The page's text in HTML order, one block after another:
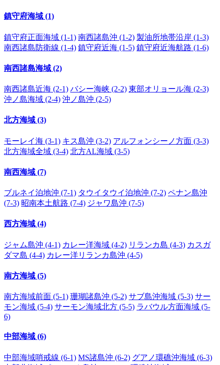
鎮守府海域 (1)
鎮守府正面海域 (1-1) 南西諸島沖 (1-2) 製油所地帯沿岸 (1-3)
南西諸島防衛線 (1-4) 鎮守府近海 (1-5) 鎮守府近海航路 (1-6)
南西諸島海域 (2)
南西諸島近海 (2-1) バシー海峡 (2-2) 東部オリョール海 (2-3)
沖ノ島海域 (2-4) 沖ノ島沖 (2-5)
北方海域 (3)
モーレイ海 (3-1) キス島沖 (3-2) アルフォンシーノ方面 (3-3)
北方海域全域 (3-4) 北方AL海域 (3-5)
南西海域 (7)
ブルネイ泊地沖 (7-1) タウイタウイ泊地沖 (7-2) ペナン島沖
(7-3) 昭南本土航路 (7-4) ジャワ島沖 (7-5)
西方海域 (4)
ジャム島沖 (4-1) カレー洋海域 (4-2) リランカ島 (4-3) カスガ
ダマ島 (4-4) カレー洋リランカ島沖 (4-5)
南方海域 (5)
南方海域前面 (5-1) 珊瑚諸島沖 (5-2) サブ島沖海域 (5-3) サー
モン海域 (5-4) サーモン海域北方 (5-5) ラバウル方面海域 (5-
6)
中部海域 (6)
中部海域哨戒線 (6-1) MS諸島沖 (6-2) グアノ環礁沖海域 (6-3)